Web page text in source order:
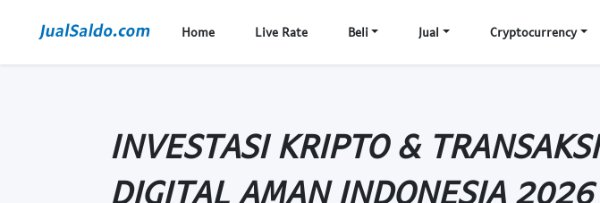
Home Live Rate Beli Jual Cryptocurrency
INVESTASI KRIPTO & TRANSAKSI
DIGITAL AMAN INDONESIA 2026